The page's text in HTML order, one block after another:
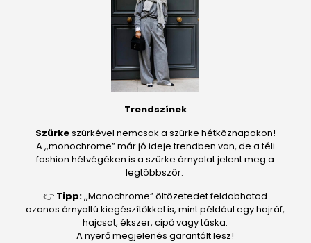
Trendszínek
Szürkeszürkével nemcsak a szürke hétköznapokon!
A ,,monochrome” már jó ideje trendben van, de a téli
fashion hétvégéken is a szürke árnyalat jelent meg a
legtöbbször.
👉 Tipp:,,Monochrome” öltözetedet feldobhatod
azonos árnyaltú kiegészítőkkel is, mint például egy hajráf,
hajcsat, ékszer, cipő vagy táska.
A nyerő megjelenés garantált lesz!